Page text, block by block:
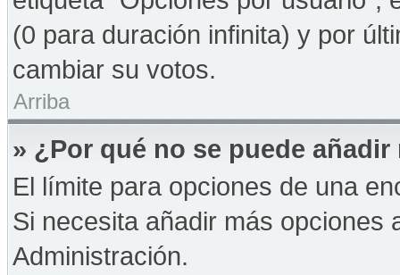
(0 para duración infinita) y por
cambiar su votos.
Arriba
» ¿Por qué no se puede
El límite para opciones de una
Si necesita añadir más opciones
Administración.